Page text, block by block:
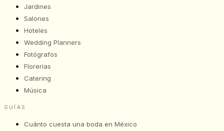
Jardines
Salones
Hoteles
Wedding Planners
Fotógrafos
Florerías
Catering
Música
GUÍAS
Cuánto cuesta una boda en México